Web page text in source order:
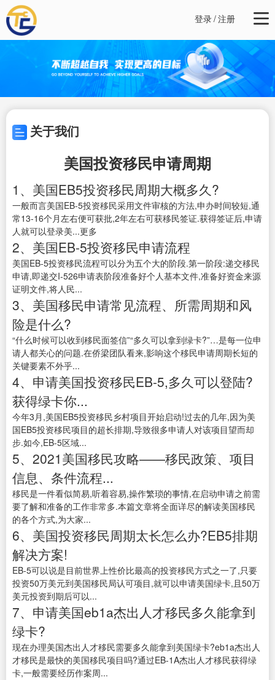
登录/注册
关于我们
美国投资移民申请周期
1、美国EB5投资移民周期大概多久?
一般而言美国EB-5投资移民采用文件审核的方法,申办时间较短,通
常13-16个月左右便可获批,2年左右可获移民签证.获得签证后,申请
人就可以登录美...更多
2、美国EB-5投资移民申请流程
美国EB-5投资移民流程可以分为五个大的阶段.第一阶段:递交移民
申请,即递交I-526申请表阶段准备好个人基本文件,准备好资金来源
证明文件,将人民...
3、美国移民申请常见流程、所需周期和风
险是什么?
“什么时候可以收到移民面签信”“多久可以拿到绿卡?”…是每一位申
请人都关心的问题.在侨梁团队看来,影响这个移民申请周期长短的
关键要素不外乎...
4、申请美国投资移民EB-5,多久可以登陆?
获得绿卡你...
今年3月,美国EB5投资移民乡村项目开始启动!过去的几年,因为美
国EB5投资移民项目的超长排期,导致很多申请人对该项目望而却
步.如今,EB-5区域...
5、2021美国移民攻略——移民政策、项目
信息、条件流程...
移民是一件看似简易,听着容易,操作繁琐的事情,在启动申请之前需
要了解和准备的工作非常多.本篇文章将全面详尽的解读美国移民
的各个方式,为大家...
6、美国投资移民周期太长怎么办?EB5排期
解决方案!
EB-5可以说是目前世界上性价比最高的投资移民方式之一了,只要
投资50万美元到美国移民局认可项目,就可以申请美国绿卡,且50万
美元投资到期后可以...
7、申请美国eb1a杰出人才移民多久能拿到
绿卡?
现在办理美国杰出人才移民需要多久能拿到美国绿卡?eb1a杰出人
才移民是最快的美国移民项目吗?通过EB-1A杰出人才移民获得绿
卡,一般需要经历作案周...